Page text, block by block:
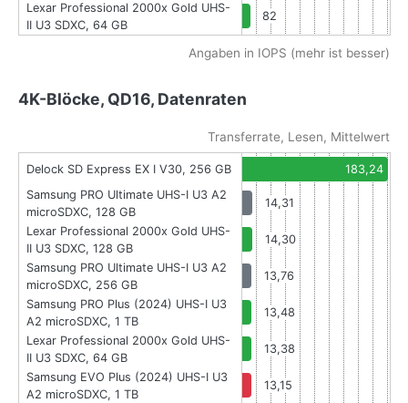
Lexar Professional 2000x Gold UHS-
II U3 SDXC, 64 GB
82
Angaben in IOPS (mehr ist besser)
4K-Blöcke, QD16, Datenraten
Transferrate, Lesen, Mittelwert
Delock SD Express EX I V30, 256 GB
183,24
Samsung PRO Ultimate UHS-I U3 A2
microSDXC, 128 GB
14,31
Lexar Professional 2000x Gold UHS-
II U3 SDXC, 128 GB
14,30
Samsung PRO Ultimate UHS-I U3 A2
microSDXC, 256 GB
13,76
Samsung PRO Plus (2024) UHS-I U3
A2 microSDXC, 1 TB
13,48
Lexar Professional 2000x Gold UHS-
II U3 SDXC, 64 GB
13,38
Samsung EVO Plus (2024) UHS-I U3
A2 microSDXC, 1 TB
13,15